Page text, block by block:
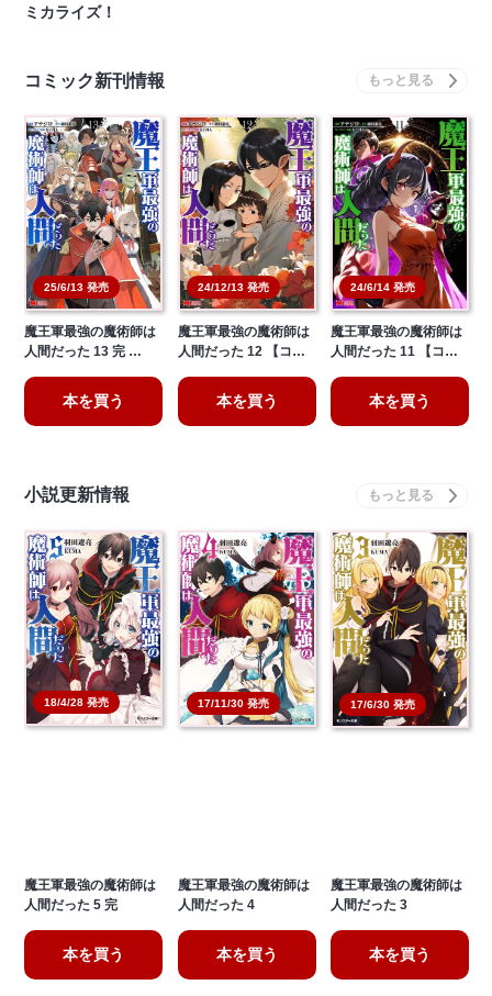
ミカライズ！
コミック新刊情報
25/6/13 発売
魔王軍最強の魔術師は
人間だった 13 完 …
本を買う
24/12/13 発売
魔王軍最強の魔術師は
人間だった 12 【コ…
本を買う
24/6/14 発売
魔王軍最強の魔術師は
人間だった 11 【コ…
本を買う
小説更新情報
18/4/28 発売
魔王軍最強の魔術師は
人間だった 5 完
本を買う
17/11/30 発売
魔王軍最強の魔術師は
人間だった 4
本を買う
17/6/30 発売
魔王軍最強の魔術師は
人間だった 3
本を買う